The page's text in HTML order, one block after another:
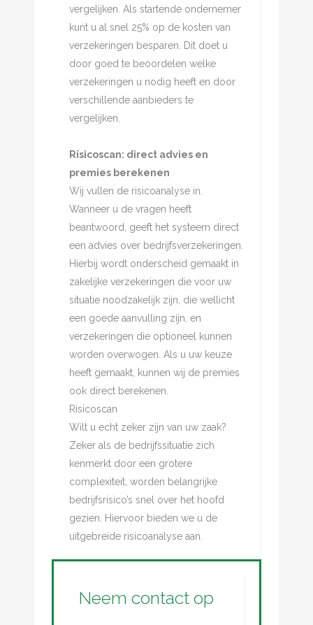
vergelijken. Als startende ondernemer
kunt u al snel 25% op de kosten van
verzekeringen besparen. Dit doet u
door goed te beoordelen welke
verzekeringen u nodig heeft en door
verschillende aanbieders te
vergelijken.
Risicoscan: direct advies en
premies berekenen
Wij vullen de risicoanalyse in.
Wanneer u de vragen heeft
beantwoord, geeft het systeem direct
een advies over bedrijfsverzekeringen.
Hierbij wordt onderscheid gemaakt in
zakelijke verzekeringen die voor uw
situatie noodzakelijk zijn, die wellicht
een goede aanvulling zijn, en
verzekeringen die optioneel kunnen
worden overwogen. Als u uw keuze
heeft gemaakt, kunnen wij de premies
ook direct berekenen.
Risicoscan
Wilt u echt zeker zijn van uw zaak?
Zeker als de bedrijfssituatie zich
kenmerkt door een grotere
complexiteit, worden belangrijke
bedrijfsrisico’s snel over het hoofd
gezien. Hiervoor bieden we u de
uitgebreide risicoanalyse aan.
Neem contact op